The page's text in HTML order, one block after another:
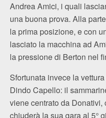
Andrea Amici, i quali
una buona prova. Alla
la prima posizione, e con
lasciato la macchina ad
la pressione di Berton nel
Sfortunata invece la
Dindo Capello: il
viene centrato da Donativi,
chiuderà la sua gara al 5°